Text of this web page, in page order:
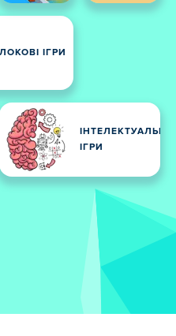
ІГРИ
ІНТЕЛЕКТУАЛЬНІ
ІГРИ